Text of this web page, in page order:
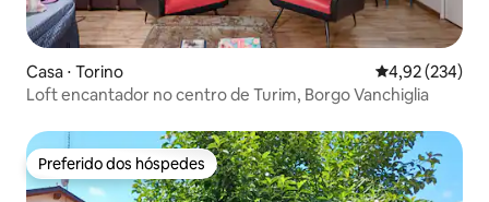
Casa ⋅ Torino 4,92 de uma
4,92 (234)
Loft encantador no centro de Turim, Borgo Vanchiglia
Preferido dos hóspedes
Preferido dos hóspedes